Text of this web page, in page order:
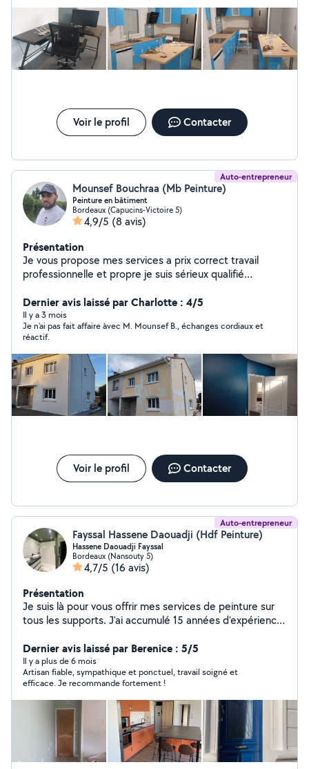
Voir le profil Contacter
Auto-entrepreneur
Mounsef Bouchraa (Mb Peinture)
Peinture en bâtiment
Bordeaux (Capucins-Victoire 5)
4,9/5 (8 avis)
Présentation
Je vous propose mes services a prix correct travail
professionnelle et propre je suis sérieux qualifié
façade Nettoyage et traitement de toit Hydrofuge
coloré tout travail intérieur extérieur pose de parquet
Montage des meubles Tout brecolage) pour plus
d'informations appelez-moi merci
Dernier avis laissé par Charlotte : 4/5
Il y a 3 mois
Je n'ai pas fait affaire àvec M. Mounsef B., échanges cordiaux et
réactif.
Voir le profil Contacter
Auto-entrepreneur
Fayssal Hassene Daouadji (Hdf Peinture)
Hassene Daouadji Fayssal
Bordeaux (Nansouty 5)
4,7/5 (16 avis)
Présentation
Je suis là pour vous offrir mes services de peinture sur
tous les supports. J'ai accumulé 15 années d'expérience
neuf. Je m'engage à respecter votre intérieur et je fais
un travail de grande qualité. N'hésitez pas à me
contacter. Les devis sont offerts gratuitement et
rapides! NOS PRESTATIONS Peintre décorateur Peintre
d'intérieur Peinture d'appartement Peinture murale
Peinture intérieure, Peinture extérieure Peinture à effet
Revêtements décoratifs de murs Peinture
d'appartement Enduit à la chaux Peinture de façade
Peinture de volets
Dernier avis laissé par Berenice : 5/5
Il y a plus de 6 mois
Artisan fiable, sympathique et ponctuel, travail soigné et
efficace. Je recommande fortement !